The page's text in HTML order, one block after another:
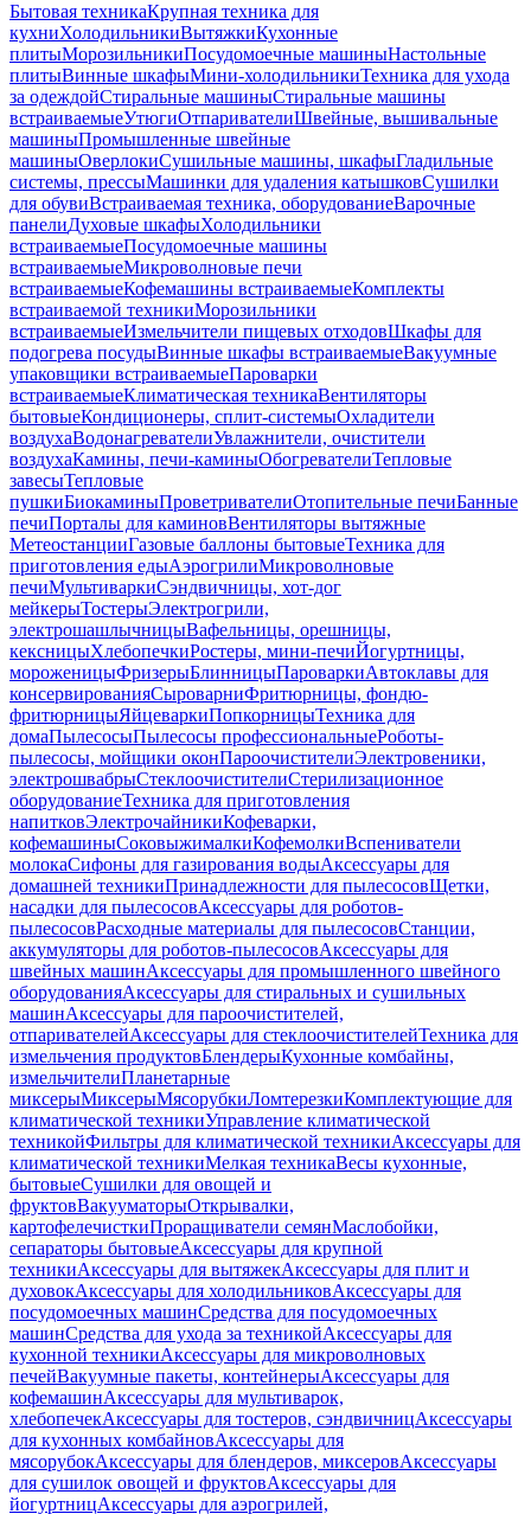
Бытовая техникаКрупная техника для
кухниХолодильникиВытяжкиКухонные
плитыМорозильникиПосудомоечные машиныНастольные
плитыВинные шкафыМини-холодильникиТехника для ухода
за одеждойСтиральные машиныСтиральные машины
встраиваемыеУтюгиОтпаривателиШвейные, вышивальные
машиныПромышленные швейные
машиныОверлокиСушильные машины, шкафыГладильные
системы, прессыМашинки для удаления катышковСушилки
для обувиВстраиваемая техника, оборудованиеВарочные
панелиДуховые шкафыХолодильники
встраиваемыеПосудомоечные машины
встраиваемыеМикроволновые печи
встраиваемыеКофемашины встраиваемыеКомплекты
встраиваемой техникиМорозильники
встраиваемыеИзмельчители пищевых отходовШкафы для
подогрева посудыВинные шкафы встраиваемыеВакуумные
упаковщики встраиваемыеПароварки
встраиваемыеКлиматическая техникаВентиляторы
бытовыеКондиционеры, сплит-системыОхладители
воздухаВодонагревателиУвлажнители, очистители
воздухаКамины, печи-каминыОбогревателиТепловые
завесыТепловые
пушкиБиокаминыПроветривателиОтопительные печиБанные
печиПорталы для каминовВентиляторы вытяжные
МетеостанцииГазовые баллоны бытовыеТехника для
приготовления едыАэрогрилиМикроволновые
печиМультиваркиСэндвичницы, хот-дог
мейкерыТостерыЭлектрогрили,
электрошашлычницыВафельницы, орешницы,
кексницыХлебопечкиРостеры, мини-печиЙогуртницы,
мороженицыФризерыБлинницыПароваркиАвтоклавы для
консервированияСыроварниФритюрницы, фондю-
фритюрницыЯйцеваркиПопкорницыТехника для
домаПылесосыПылесосы профессиональныеРоботы-
пылесосы, мойщики оконПароочистителиЭлектровеники,
электрошвабрыСтеклоочистителиСтерилизационное
оборудованиеТехника для приготовления
напитковЭлектрочайникиКофеварки,
кофемашиныСоковыжималкиКофемолкиВспениватели
молокаСифоны для газирования водыАксессуары для
домашней техникиПринадлежности для пылесосовЩетки,
насадки для пылесосовАксессуары для роботов-
пылесосовРасходные материалы для пылесосовСтанции,
аккумуляторы для роботов-пылесосовАксессуары для
швейных машинАксессуары для промышленного швейного
оборудованияАксессуары для стиральных и сушильных
машинАксессуары для пароочистителей,
отпаривателейАксессуары для стеклоочистителейТехника для
измельчения продуктовБлендерыКухонные комбайны,
измельчителиПланетарные
миксерыМиксерыМясорубкиЛомтерезкиКомплектующие для
климатической техникиУправление климатической
техникойФильтры для климатической техникиАксессуары для
климатической техникиМелкая техникаВесы кухонные,
бытовыеСушилки для овощей и
фруктовВакууматорыОткрывалки,
картофелечисткиПроращиватели семянМаслобойки,
сепараторы бытовыеАксессуары для крупной
техникиАксессуары для вытяжекАксессуары для плит и
духовокАксессуары для холодильниковАксессуары для
посудомоечных машинСредства для посудомоечных
машинСредства для ухода за техникойАксессуары для
кухонной техникиАксессуары для микроволновых
печейВакуумные пакеты, контейнерыАксессуары для
кофемашинАксессуары для мультиварок,
хлебопечекАксессуары для тостеров, сэндвичницАксессуары
для кухонных комбайновАксессуары для
мясорубокАксессуары для блендеров, миксеровАксессуары
для сушилок овощей и фруктовАксессуары для
йогуртницАксессуары для аэрогрилей,